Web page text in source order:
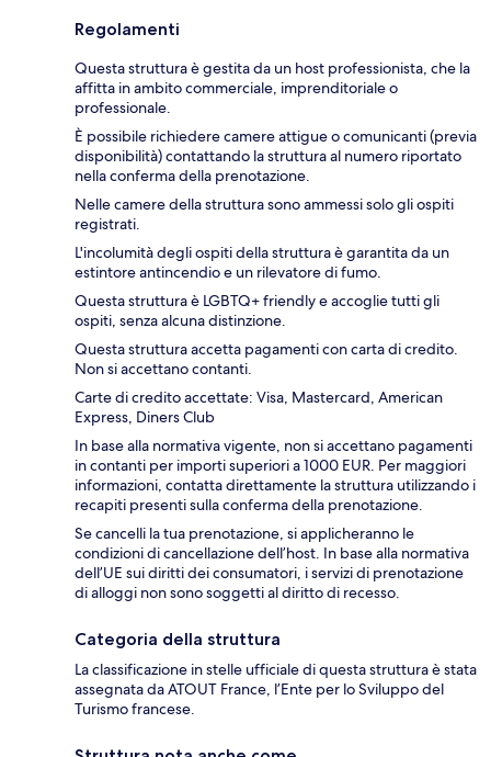
Regolamenti
Questa struttura è gestita da un host professionista, che la
affitta in ambito commerciale, imprenditoriale o
professionale.
È possibile richiedere camere attigue o comunicanti (previa
disponibilità) contattando la struttura al numero riportato
nella conferma della prenotazione.
Nelle camere della struttura sono ammessi solo gli ospiti
registrati.
L'incolumità degli ospiti della struttura è garantita da un
estintore antincendio e un rilevatore di fumo.
Questa struttura è LGBTQ+ friendly e accoglie tutti gli
ospiti, senza alcuna distinzione.
Questa struttura accetta pagamenti con carta di credito.
Non si accettano contanti.
Carte di credito accettate: Visa, Mastercard, American
Express, Diners Club
In base alla normativa vigente, non si accettano pagamenti
in contanti per importi superiori a 1000 EUR. Per maggiori
informazioni, contatta direttamente la struttura utilizzando i
recapiti presenti sulla conferma della prenotazione.
Se cancelli la tua prenotazione, si applicheranno le
condizioni di cancellazione dell’host. In base alla normativa
dell’UE sui diritti dei consumatori, i servizi di prenotazione
di alloggi non sono soggetti al diritto di recesso.
Categoria della struttura
La classificazione in stelle ufficiale di questa struttura è stata
assegnata da ATOUT France, l’Ente per lo Sviluppo del
Turismo francese.